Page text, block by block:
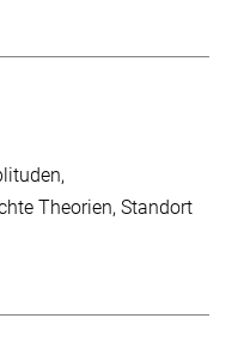
Theorien Standort